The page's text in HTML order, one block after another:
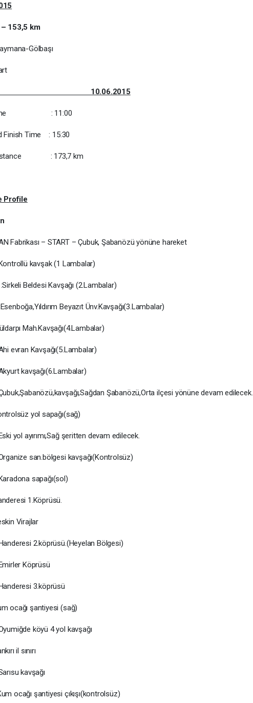
153,5 km
Gölbaşı
1 10.06.2015
: 11:00
Finish Time : 15:30
: 173,7 km
Profile
Fabrikası – START – Çubuk, Şabanözü yönüne hareket
kavşak (1 Lambalar)
Beldesi Kavşağı (2.Lambalar)
Beyazıt Ünv.Kavşağı(3.Lambalar)
Mah.Kavşağı(4.Lambalar)
evran Kavşağı(5.Lambalar)
kavşağı(6.Lambalar)
Şabanözü,Orta ilçesi yönüne devam edilecek.
yol sapağı(sağ)
yol ayırımı,Sağ şeritten devam edilecek.
san.bölgesi kavşağı(Kontrolsüz)
sapağı(sol)
1.Köprüsü.
Virajlar
2.köprüsü.(Heyelan Bölgesi)
Köprüsü
3.köprüsü
ocağı şantiyesi (sağ)
köyü 4 yol kavşağı
il sınırı
kavşağı
ocağı şantiyesi çıkışı(kontrolsüz)